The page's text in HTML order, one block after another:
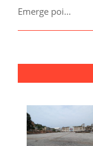
Emerge poi…